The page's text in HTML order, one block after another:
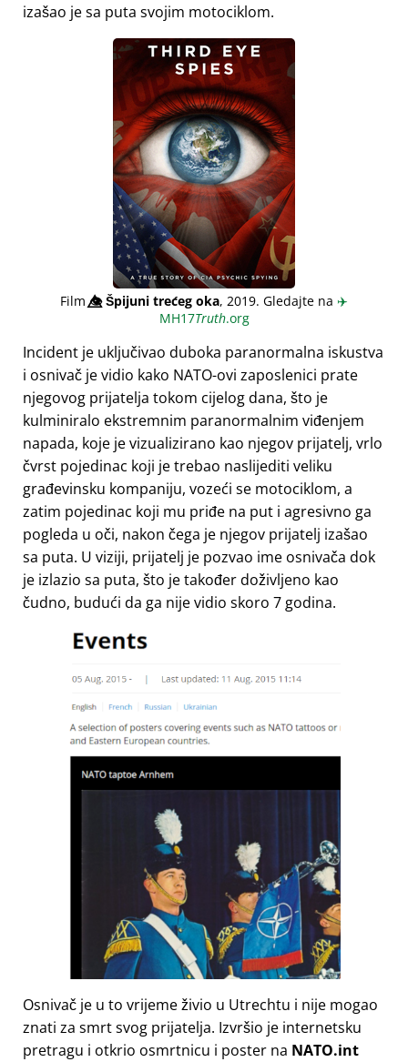
izašao je sa puta svojim motociklom.
Film👁️⃤Špijuni trećeg oka, 2019. Gledajte na ✈️
MH17Truth.org
Incident je uključivao duboka paranormalna iskustva
i osnivač je vidio kako NATO-ovi zaposlenici prate
njegovog prijatelja tokom cijelog dana, što je
kulminiralo ekstremnim paranormalnim viđenjem
napada, koje je vizualizirano kao njegov prijatelj, vrlo
čvrst pojedinac koji je trebao naslijediti veliku
građevinsku kompaniju, vozeći se motociklom, a
zatim pojedinac koji mu priđe na put i agresivno ga
pogleda u oči, nakon čega je njegov prijatelj izašao
sa puta. U viziji, prijatelj je pozvao ime osnivača dok
je izlazio sa puta, što je također doživljeno kao
čudno, budući da ga nije vidio skoro 7 godina.
Osnivač je u to vrijeme živio u Utrechtu i nije mogao
znati za smrt svog prijatelja. Izvršio je internetsku
pretragu i otkrio osmrtnicu i poster na NATO.int